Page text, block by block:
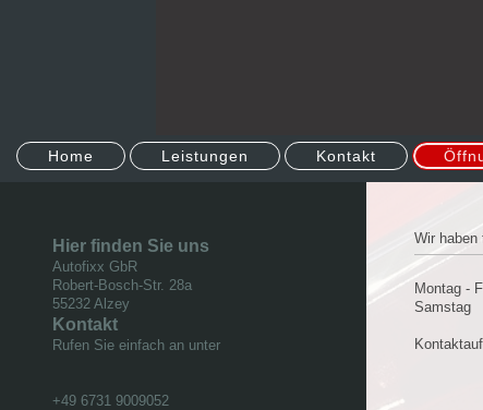
Home Leistungen Kontakt
Wir haben
Montag -
Hier finden Sie uns
Autofixx GbR
Robert-Bosch-Str. 28a
55232 Alzey
Kontakt
Rufen Sie einfach an unter
+49 6731 9009052